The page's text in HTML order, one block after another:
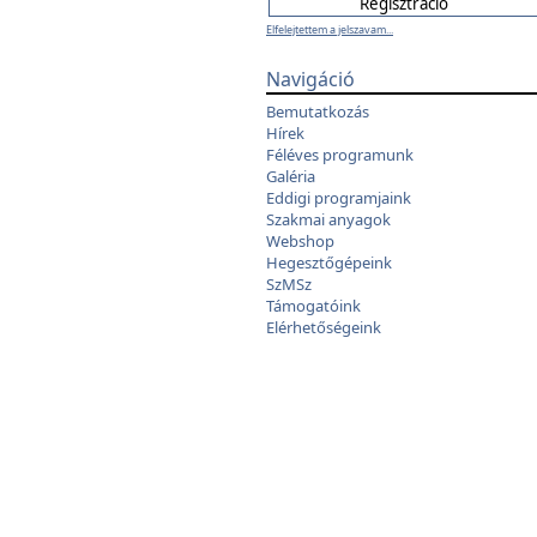
Elfelejtettem a jelszavam...
Navigáció
Bemutatkozás
Hírek
Féléves programunk
Galéria
Eddigi programjaink
Szakmai anyagok
Webshop
Hegesztőgépeink
SzMSz
Támogatóink
Elérhetőségeink